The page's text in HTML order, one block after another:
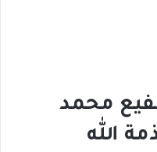
محمد
الله